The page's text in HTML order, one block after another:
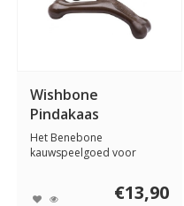
Wishbone
Pindakaas
Het Benebone
kauwspeelgoed voor
€13,90